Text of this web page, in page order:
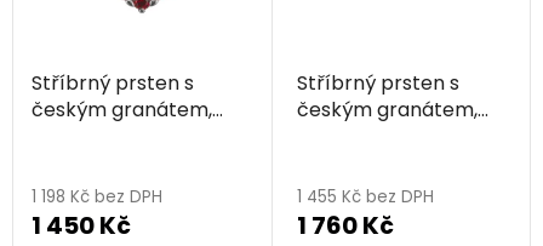
Stříbrný prsten s
českým granátem,
1 198 Kč bez DPH
1 450 Kč
Stříbrný prsten s
českým granátem,
1 455 Kč bez DPH
1 760 Kč